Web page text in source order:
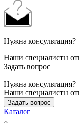
Нужна консультация?
Наши специалисты
Задать вопрос
Нужна консультация?
Наши специалисты
Задать вопрос
Каталог